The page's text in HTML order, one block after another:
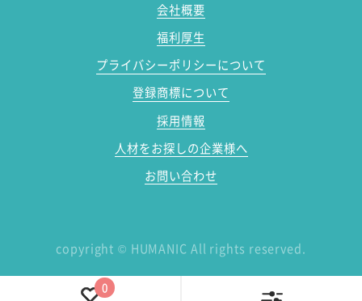
会社概要
福利厚生
プライバシーポリシーについて
登録商標について
採用情報
人材をお探しの企業様へ
お問い合わせ
copyright © HUMANIC All rights reserved.
0